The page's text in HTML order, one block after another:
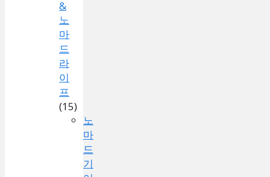
&
노
마
드
라
이
프
(15)
노
마
드
기